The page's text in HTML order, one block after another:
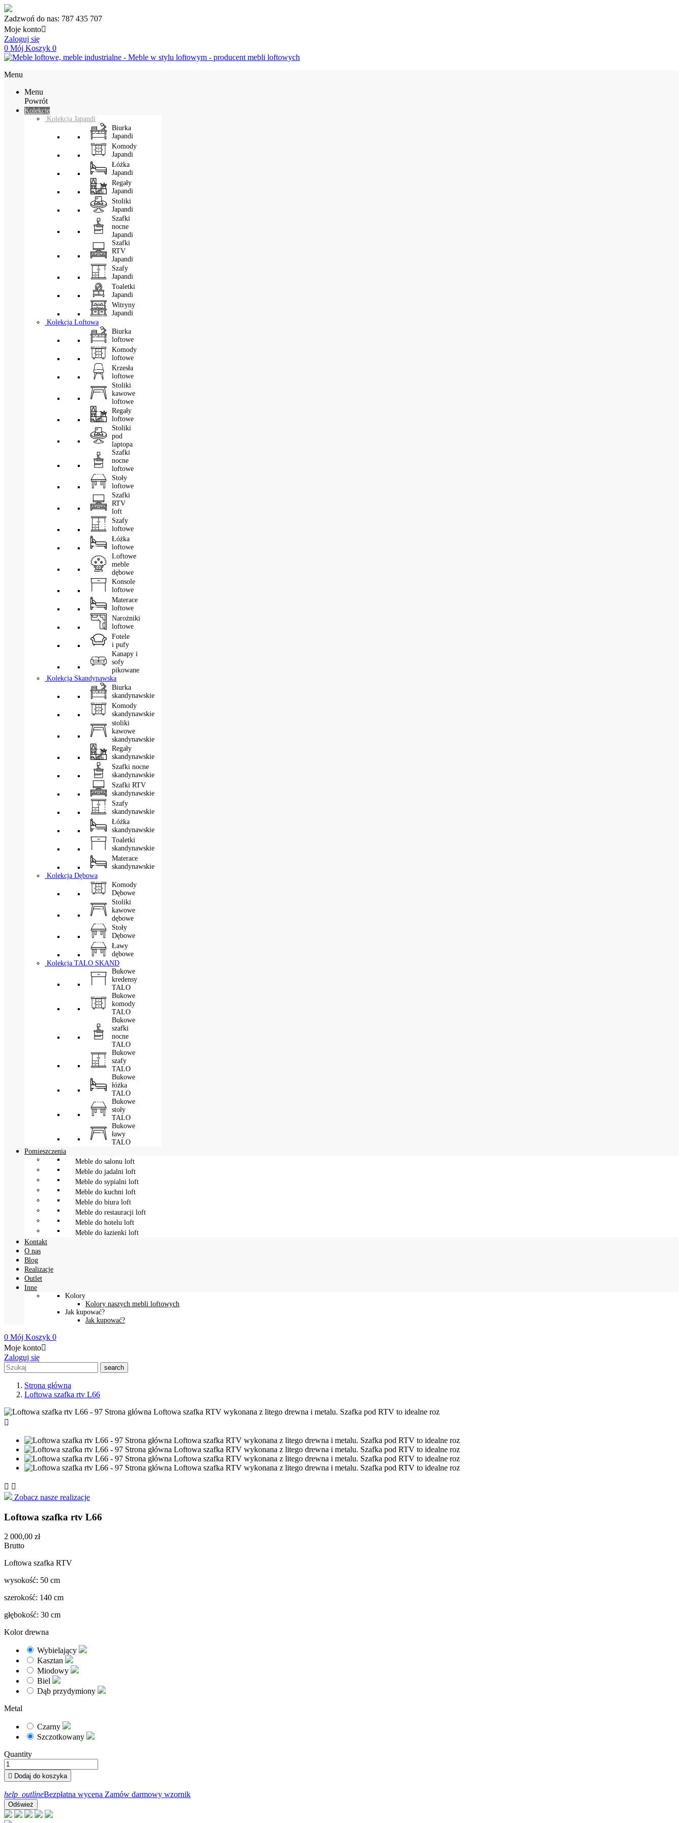
Zadzwoń do nas: 787 435 707
Moje konto
Zaloguj się
0 Mój Koszyk 0
Menu
Menu
Powrót
Kolekcje
Kolekcja Japandi
Biurka
Japandi
Komody
Japandi
Łóżka
Japandi
Regały
Japandi
Stoliki
Japandi
Szafki
nocne
Japandi
Szafki
RTV
Japandi
Szafy
Japandi
Toaletki
Japandi
Witryny
Japandi
Kolekcja Loftowa
Biurka
loftowe
Komody
loftowe
Krzesła
loftowe
Stoliki
kawowe
loftowe
Regały
loftowe
Stoliki
pod
laptopa
Szafki
nocne
loftowe
Stoły
loftowe
Szafki
RTV
loft
Szafy
loftowe
Łóżka
loftowe
Loftowe
meble
dębowe
Konsole
loftowe
Materace
loftowe
Narożniki
loftowe
Fotele
i pufy
Kanapy i
sofy
pikowane
Kolekcja Skandynawska
Biurka
skandynawskie
Komody
skandynawskie
stoliki
kawowe
skandynawskie
Regały
skandynawskie
Szafki nocne
skandynawskie
Szafki RTV
skandynawskie
Szafy
skandynawskie
Łóżka
skandynawskie
Toaletki
skandynawskie
Materace
skandynawskie
Kolekcja Dębowa
Komody
Dębowe
Stoliki
kawowe
dębowe
Stoły
Dębowe
Ławy
dębowe
Kolekcja TALO SKAND
Bukowe
kredensy
TALO
Bukowe
komody
TALO
Bukowe
szafki
nocne
TALO
Bukowe
szafy
TALO
Bukowe
łóżka
TALO
Bukowe
stoły
TALO
Bukowe
ławy
TALO
Pomieszczenia
Meble do salonu loft
Meble do jadalni loft
Meble do sypialni loft
Meble do kuchni loft
Meble do biura loft
Meble do restauracji loft
Meble do hotelu loft
Meble do łazienki loft
Kontakt
O nas
Blog
Realizacje
Outlet
Inne
Kolory
Kolory naszych mebli loftowych
Jak kupować?
Jak kupować?
0 Mój Koszyk 0
Moje konto
Zaloguj się
search
Strona główna
Loftowa szafka rtv L66

 
Zobacz nasze realizacje
Loftowa szafka rtv L66
2 000,00 zł
Brutto
Loftowa szafka RTV
wysokość: 50 cm
szerokość: 140 cm
głębokość: 30 cm
Kolor drewna
Wybielający
Kasztan
Miodowy
Biel
Dąb przydymiony
Metal
Czarny
Szczotkowany
Quantity
 Dodaj do koszyka
help_outlineBezpłatna wycena Zamów darmowy wzornik